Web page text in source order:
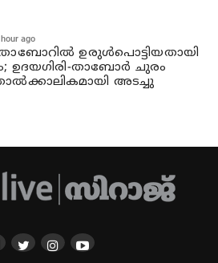
hour ago
ഉരുള്‍പൊട്ടിയതായി
ഉദയഗിരി-താബോര്‍ ചുരം
അടച്ചു